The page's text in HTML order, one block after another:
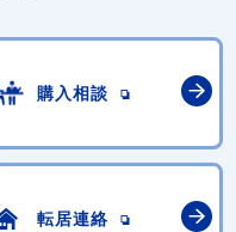
購入相談
転居連絡